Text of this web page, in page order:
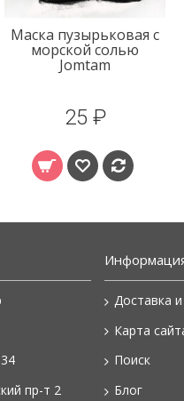
Маска пузырьковая с
морской солью
Jomtam
25 ₽
пр-т 2
Доставка
Карта
Поиск
Блог